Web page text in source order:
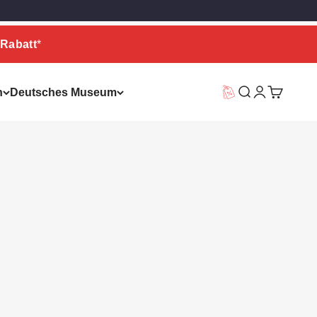
*
Deutsches Museum Vorteilswelt
Suche